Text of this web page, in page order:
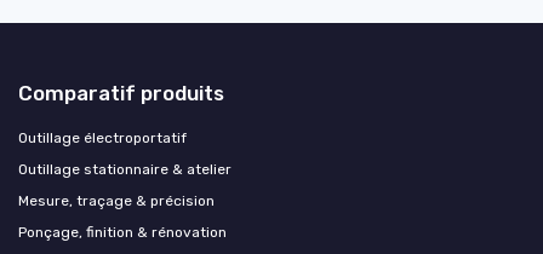
Comparatif produits
Outillage électroportatif
Outillage stationnaire & atelier
Mesure, traçage & précision
Ponçage, finition & rénovation